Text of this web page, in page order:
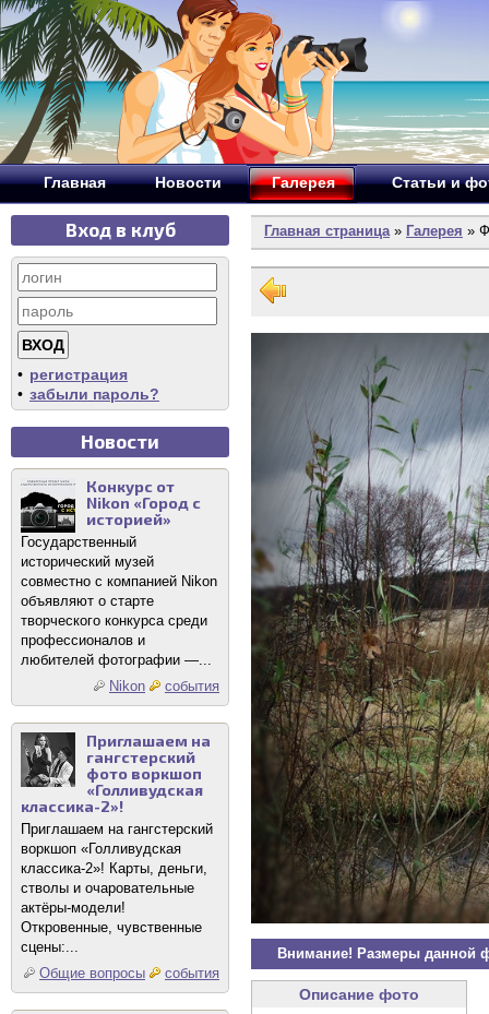
Главная Новости Галерея Статьи и
Вход в клуб
• регистрация
• забыли пароль?
Новости
Конкурс от
Nikon «Город с
историей»
Государственный
исторический музей
совместно с компанией Nikon
объявляют о старте
творческого конкурса среди
профессионалов и
любителей фотографии —...
Nikon
события
Приглашаем на
гангстерский
фото воркшоп
«Голливудская
классика-2»!
Приглашаем на гангстерский
воркшоп «Голливудская
классика-2»! Карты, деньги,
стволы и очаровательные
актёры-модели!
Откровенные, чувственные
сцены:...
Общие вопросы
события
Главная страница» Галерея »
Внимание! Размеры данной
Описание фото